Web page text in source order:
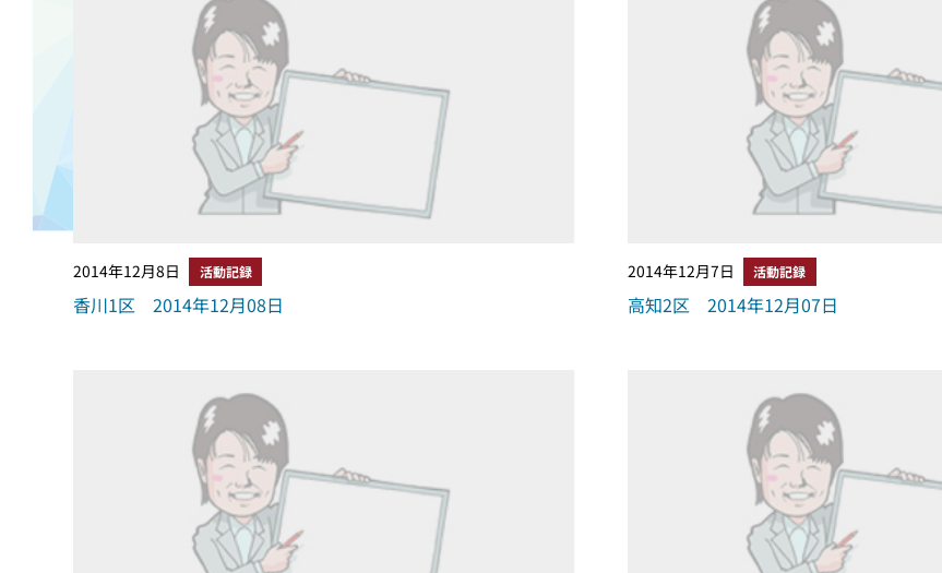
2014年12月8日 活動記録
香川1区 2014年12月08日
2014年12月7日 活動記録
高知2区 2014年12月07日